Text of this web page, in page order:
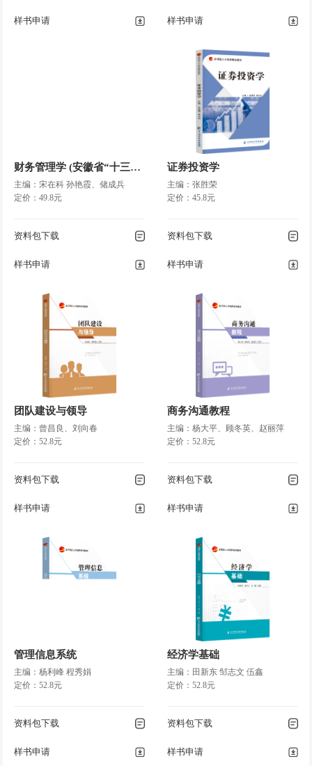
样书申请 样书申请
财务管理学 (安徽省“十三五”国家规划教材)
主编：宋在科 孙艳霞、储成兵
定价：49.8元
资料包下载
样书申请
证券投资学
主编：张胜荣
定价：45.8元
资料包下载
样书申请
团队建设与领导
主编：曾昌良、刘向春
定价：52.8元
资料包下载
样书申请
商务沟通教程
主编：杨大平、顾冬英、赵丽萍
定价：52.8元
资料包下载
样书申请
管理信息系统
主编：杨利峰 程秀娟
定价：52.8元
资料包下载
样书申请
经济学基础
主编：田新东 邹志文 伍鑫
定价：52.8元
资料包下载
样书申请